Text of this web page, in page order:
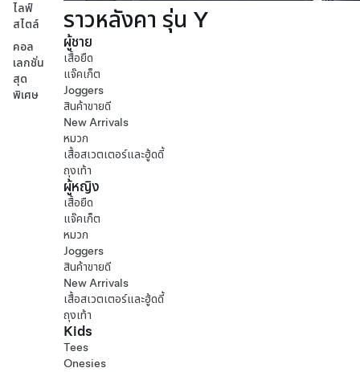
ไลฟ์
สไตล์
คอล
เลกชั่น
สุด
พิเศษ
ราวหลังคา รุ่น Y
ผู้ชาย
เสื้อยืด
แจ๊คเก็ต
Joggers
สินค้าขายดี
New Arrivals
หมวก
เสื้อสเวตเตอร์และฮู้ดดี้
ถุงเท้า
ผู้หญิง
เสื้อยืด
แจ๊คเก็ต
หมวก
Joggers
สินค้าขายดี
New Arrivals
เสื้อสเวตเตอร์และฮู้ดดี้
ถุงเท้า
Kids
Tees
Onesies